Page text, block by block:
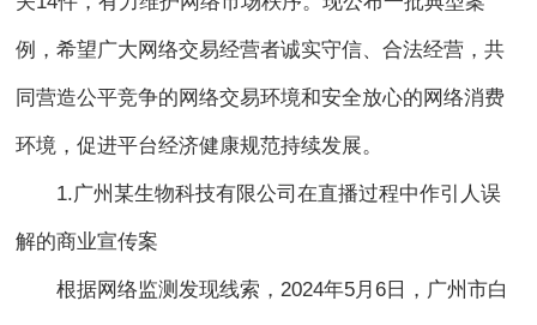
例，希望广大网络交易经营者诚实守信、合法经营，共
同营造公平竞争的网络交易环境和安全放心的网络消费
环境，促进平台经济健康规范持续发展。
1.广州某生物科技有限公司在直播过程中作引人误
解的商业宣传案
根据网络监测发现线索，2024年5月6日，广州市白